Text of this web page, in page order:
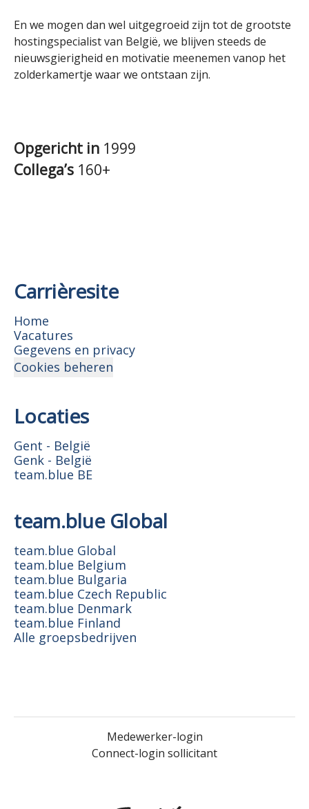
En we mogen dan wel uitgegroeid zijn tot de grootste
hostingspecialist van België, we blijven steeds de
nieuwsgierigheid en motivatie meenemen vanop het
zolderkamertje waar we ontstaan zijn.
Opgericht in 1999
Collega’s 160+
Carrièresite
Home
Vacatures
Gegevens en privacy
Cookies beheren
Locaties
Gent - België
Genk - België
team.blue BE
team.blue Global
team.blue Global
team.blue Belgium
team.blue Bulgaria
team.blue Czech Republic
team.blue Denmark
team.blue Finland
Alle groepsbedrijven
Medewerker-login
Connect-login sollicitant